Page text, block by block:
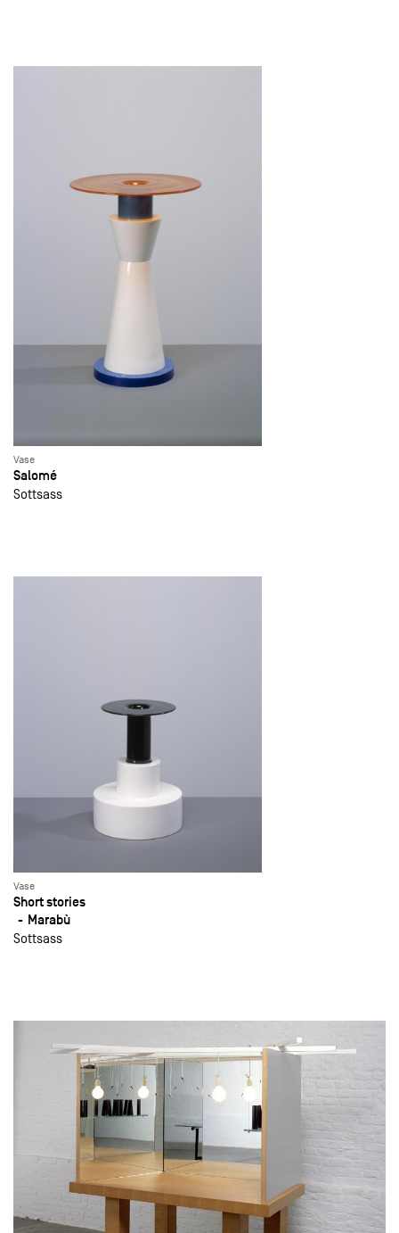
Vase
Salomé
Sottsass
Vase
Short stories
Marabù
Sottsass